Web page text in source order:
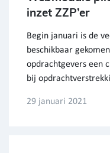
inzet ZZP’er
Begin januari is de
beschikbaar
opdrachtgevers een
bij
29 januari 2021